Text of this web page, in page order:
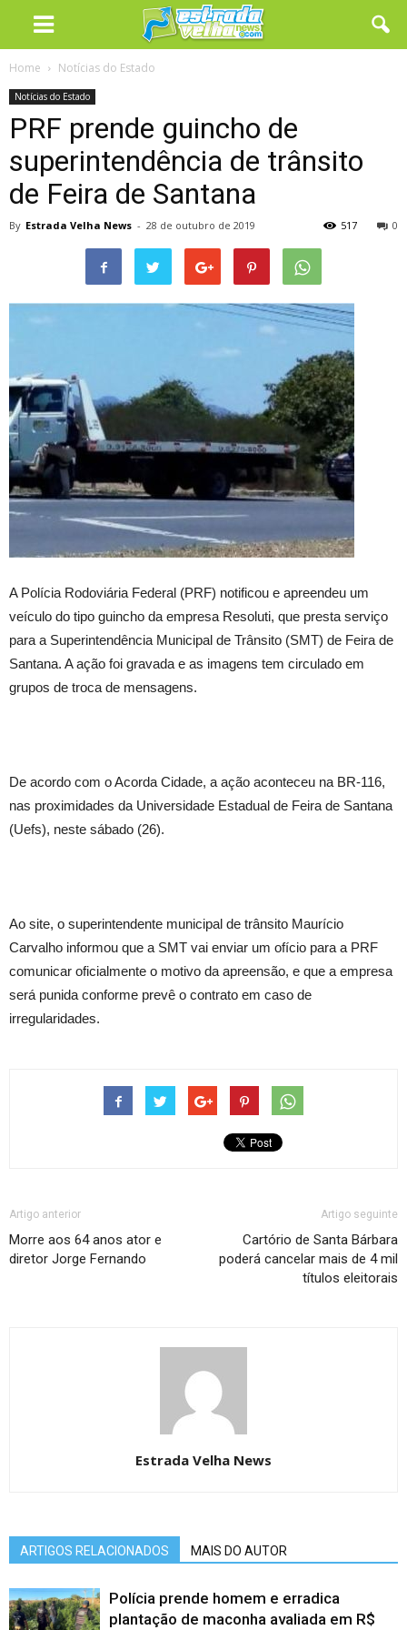
Home Notícias do Estado
Notícias do Estado
PRF prende guincho de
superintendência de trânsito
de Feira de Santana
By Estrada Velha News - 28 de outubro de 2019 0
517
A Polícia Rodoviária Federal (PRF) notificou e apreendeu um
veículo do tipo guincho da empresa Resoluti, que presta serviço
para a Superintendência Municipal de Trânsito (SMT) de Feira de
Santana. A ação foi gravada e as imagens tem circulado em
grupos de troca de mensagens.
De acordo com o Acorda Cidade, a ação aconteceu na BR-116,
nas proximidades da Universidade Estadual de Feira de Santana
(Uefs), neste sábado (26).
Ao site, o superintendente municipal de trânsito Maurício
Carvalho informou que a SMT vai enviar um ofício para a PRF
comunicar oficialmente o motivo da apreensão, e que a empresa
será punida conforme prevê o contrato em caso de
irregularidades.
Artigo anterior
Morre aos 64 anos ator e
diretor Jorge Fernando
Artigo seguinte
Cartório de Santa Bárbara
poderá cancelar mais de 4 mil
títulos eleitorais
Estrada Velha News
ARTIGOS RELACIONADOS MAIS DO AUTOR
Polícia prende homem e erradica
plantação de maconha avaliada em R$